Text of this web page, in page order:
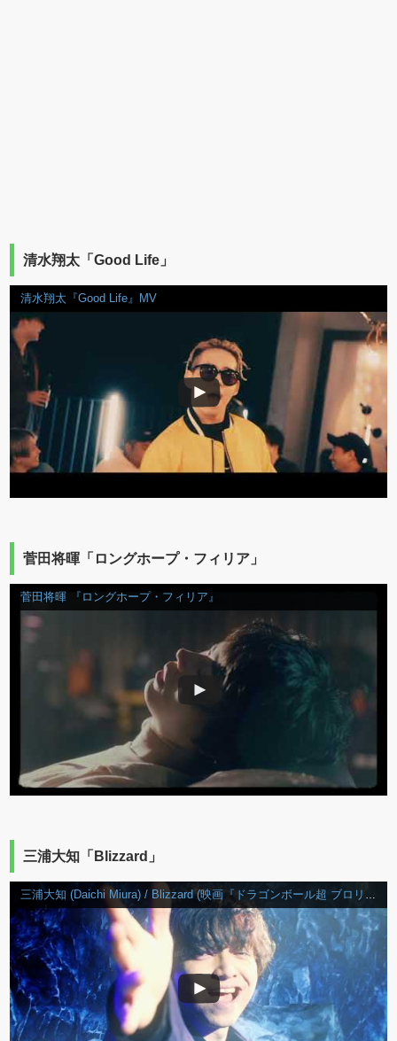
清水翔太「Good Life」
清水翔太『Good Life』MV
菅田将暉「ロングホープ・フィリア」
菅田将暉 『ロングホープ・フィリア』
三浦大知「Blizzard」
三浦大知 (Daichi Miura) / Blizzard (映画『ドラゴンボール超 ブロリー』主題歌)